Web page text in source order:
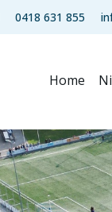
0418 631 855
Home